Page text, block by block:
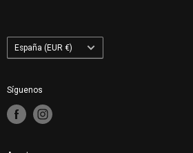
País/región
España (EUR €)
Síguenos